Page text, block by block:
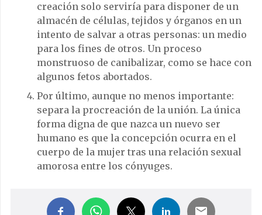
creación solo serviría para disponer de un
almacén de células, tejidos y órganos en un
intento de salvar a otras personas: un medio
para los fines de otros. Un proceso
monstruoso de canibalizar, como se hace con
algunos fetos abortados.
Por último, aunque no menos importante:
separa la procreación de la unión. La única
forma digna de que nazca un nuevo ser
humano es que la concepción ocurra en el
cuerpo de la mujer tras una relación sexual
amorosa entre los cónyuges.